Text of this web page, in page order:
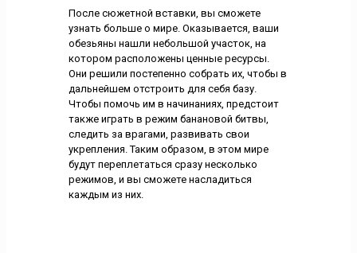
После сюжетной вставки, вы сможете
узнать больше о мире. Оказывается, ваши
обезьяны нашли небольшой участок, на
котором расположены ценные ресурсы.
Они решили постепенно собрать их, чтобы в
дальнейшем отстроить для себя базу.
Чтобы помочь им в начинаниях, предстоит
также играть в режим банановой битвы,
следить за врагами, развивать свои
укрепления. Таким образом, в этом мире
будут переплетаться сразу несколько
режимов, и вы сможете насладиться
каждым из них.